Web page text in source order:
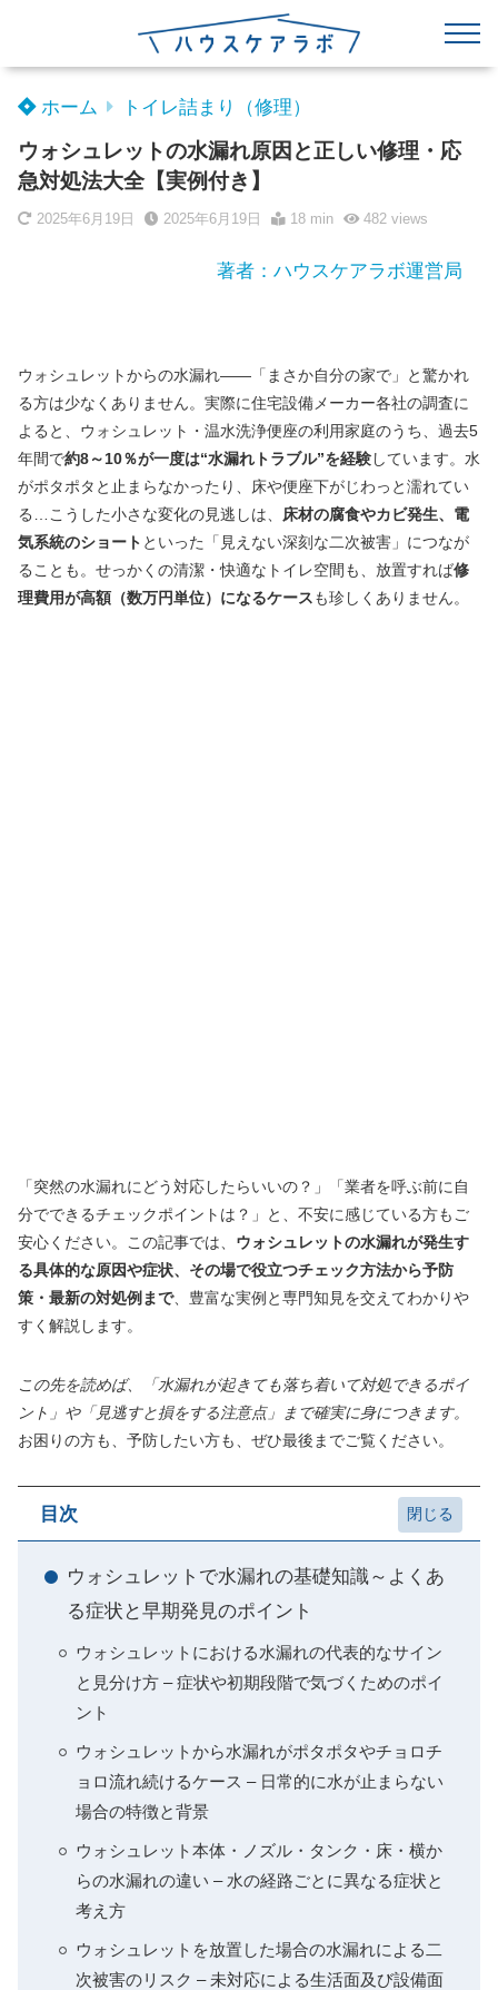
ホーム トイレ詰まり（修理）
ウォシュレットの水漏れ原因と正しい修理・応
急対処法大全【実例付き】
2025年6月19日 2025年6月19日 18 min 482views
著者：ハウスケアラボ運営局
ウォシュレットからの水漏れ――「まさか自分の家で」と驚かれ
る方は少なくありません。実際に住宅設備メーカー各社の調査に
よると、ウォシュレット・温水洗浄便座の利用家庭のうち、過去5
年間で約8～10％が一度は“水漏れトラブル”を経験しています。水
がポタポタと止まらなかったり、床や便座下がじわっと濡れてい
る…こうした小さな変化の見逃しは、 床材の腐食やカビ発生、電
気系統のショート といった「見えない深刻な二次被害」につなが
ることも。せっかくの清潔・快適なトイレ空間も、放置すれば修
理費用が高額（数万円単位）になるケースも珍しくありません。
「突然の水漏れにどう対応したらいいの？」「業者を呼ぶ前に自
分でできるチェックポイントは？」と、不安に感じている方もご
安心ください。この記事では、 ウォシュレットの水漏れが発生す
る具体的な原因や症状、その場で役立つチェック方法から予防
策・最新の対処例まで、豊富な実例と専門知見を交えてわかりや
すく解説します。
この先を読めば、「水漏れが起きても落ち着いて対処できるポイ
ント」や「見逃すと損をする注意点」まで確実に身につきます。
お困りの方も、予防したい方も、ぜひ最後までご覧ください。
目次
ウォシュレットで水漏れの基礎知識～よくあ
る症状と早期発見のポイント
ウォシュレットにおける水漏れの代表的なサイン
と見分け方 – 症状や初期段階で気づくためのポイ
ント
ウォシュレットから水漏れがポタポタやチョロチ
ョロ流れ続けるケース – 日常的に水が止まらない
場合の特徴と背景
ウォシュレット本体・ノズル・タンク・床・横か
らの水漏れの違い – 水の経路ごとに異なる症状と
考え方
ウォシュレットを放置した場合の水漏れによる二
次被害のリスク – 未対応による生活面及び設備面